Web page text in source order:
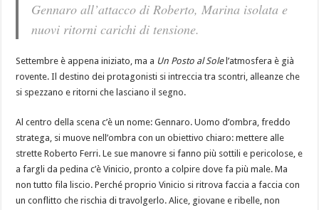
Gennaro all’attacco di Roberto, Marina isolata e
nuovi ritorni carichi di tensione.
Settembre è appena iniziato, ma a Un Posto al Solel’atmosfera è già
rovente. Il destino dei protagonisti si intreccia tra scontri, alleanze che
si spezzano e ritorni che lasciano il segno.
Al centro della scena c’è un nome: Gennaro. Uomo d’ombra, freddo
stratega, si muove nell’ombra con un obiettivo chiaro: mettere alle
strette Roberto Ferri. Le sue manovre si fanno più sottili e pericolose, e
a fargli da pedina c’è Vinicio, pronto a colpire dove fa più male. Ma
non tutto fila liscio. Perché proprio Vinicio si ritrova faccia a faccia con
un conflitto che rischia di travolgerlo. Alice, giovane e ribelle, non